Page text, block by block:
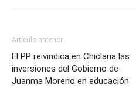
Artículo anterior
El PP reivindica en Chiclana las
inversiones del Gobierno de
Juanma Moreno en educación